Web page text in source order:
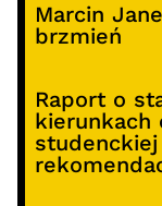
Marcin
brzmień
Raport o
kierunkach